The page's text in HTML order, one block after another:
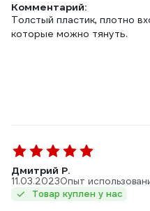
Комментарий:
Толстый пластик, плотно
которые можно тянуть.
Дмитрий Р.
11.03.2023Опыт
Товар куплен у нас